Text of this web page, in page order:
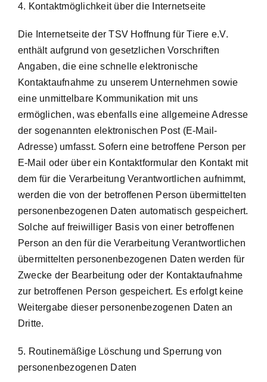
4. Kontaktmöglichkeit über die Internetseite
Die Internetseite der TSV Hoffnung für Tiere e.V.
enthält aufgrund von gesetzlichen Vorschriften
Angaben, die eine schnelle elektronische
Kontaktaufnahme zu unserem Unternehmen sowie
eine unmittelbare Kommunikation mit uns
ermöglichen, was ebenfalls eine allgemeine Adresse
der sogenannten elektronischen Post (E-Mail-
Adresse) umfasst. Sofern eine betroffene Person per
E-Mail oder über ein Kontaktformular den Kontakt mit
dem für die Verarbeitung Verantwortlichen aufnimmt,
werden die von der betroffenen Person übermittelten
personenbezogenen Daten automatisch gespeichert.
Solche auf freiwilliger Basis von einer betroffenen
Person an den für die Verarbeitung Verantwortlichen
übermittelten personenbezogenen Daten werden für
Zwecke der Bearbeitung oder der Kontaktaufnahme
zur betroffenen Person gespeichert. Es erfolgt keine
Weitergabe dieser personenbezogenen Daten an
Dritte.
5. Routinemäßige Löschung und Sperrung von
personenbezogenen Daten